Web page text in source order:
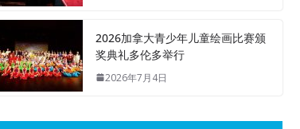
2026加拿大青少年儿童绘画比赛颁
奖典礼多伦多举行
2026年7月4日